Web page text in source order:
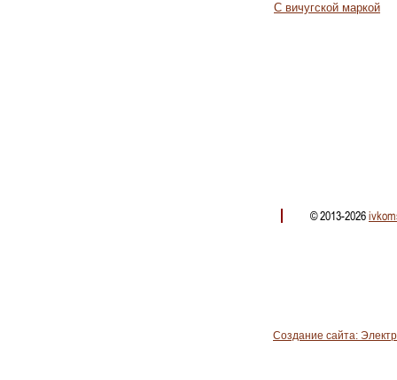
С вичугской маркой
© 2013-2026
Создание сайта: